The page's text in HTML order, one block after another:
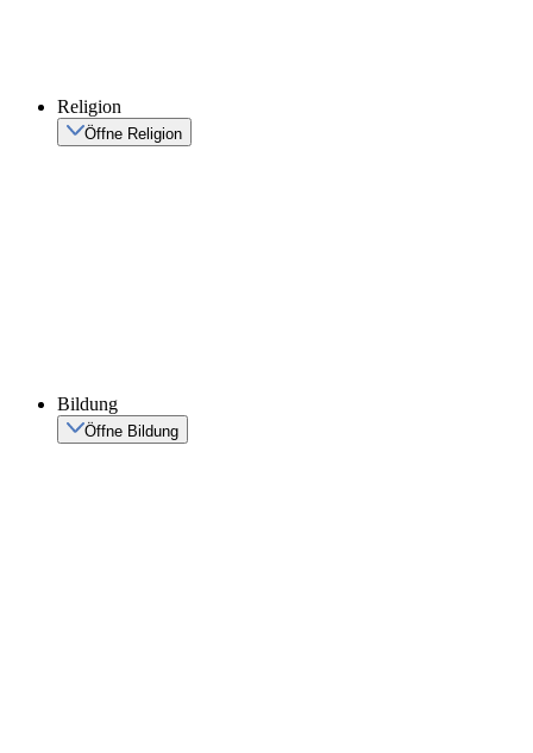
Religion
Öffne Religion
Bildung
Öffne Bildung